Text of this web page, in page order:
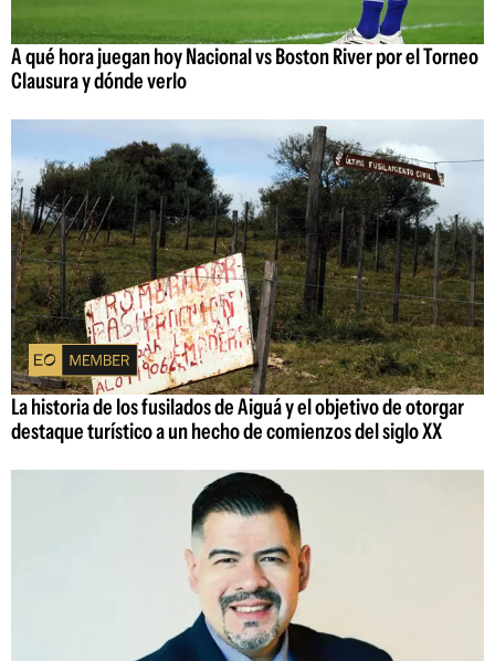
A qué hora juegan hoy Nacional vs Boston River por el Torneo
Clausura y dónde verlo
La historia de los fusilados de Aiguá y el objetivo de otorgar
destaque turístico a un hecho de comienzos del siglo XX